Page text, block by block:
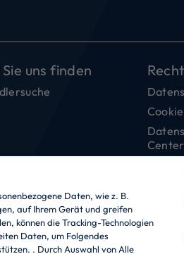
uns finden
Center
Daten, wie z. B.
auf Ihrem Gerät und greifen
können die Tracking-Technologien
Daten, um Folgendes
. Durch Auswahl von Alle